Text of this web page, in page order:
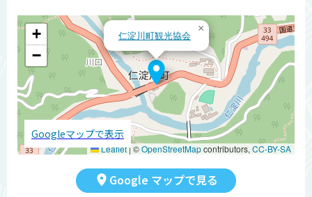
仁淀川町観光協会
×
+
−
Leaflet | ©OpenStreetMapcontributors, CC-BY-SA
Googleマップで表示
Google マップで見る